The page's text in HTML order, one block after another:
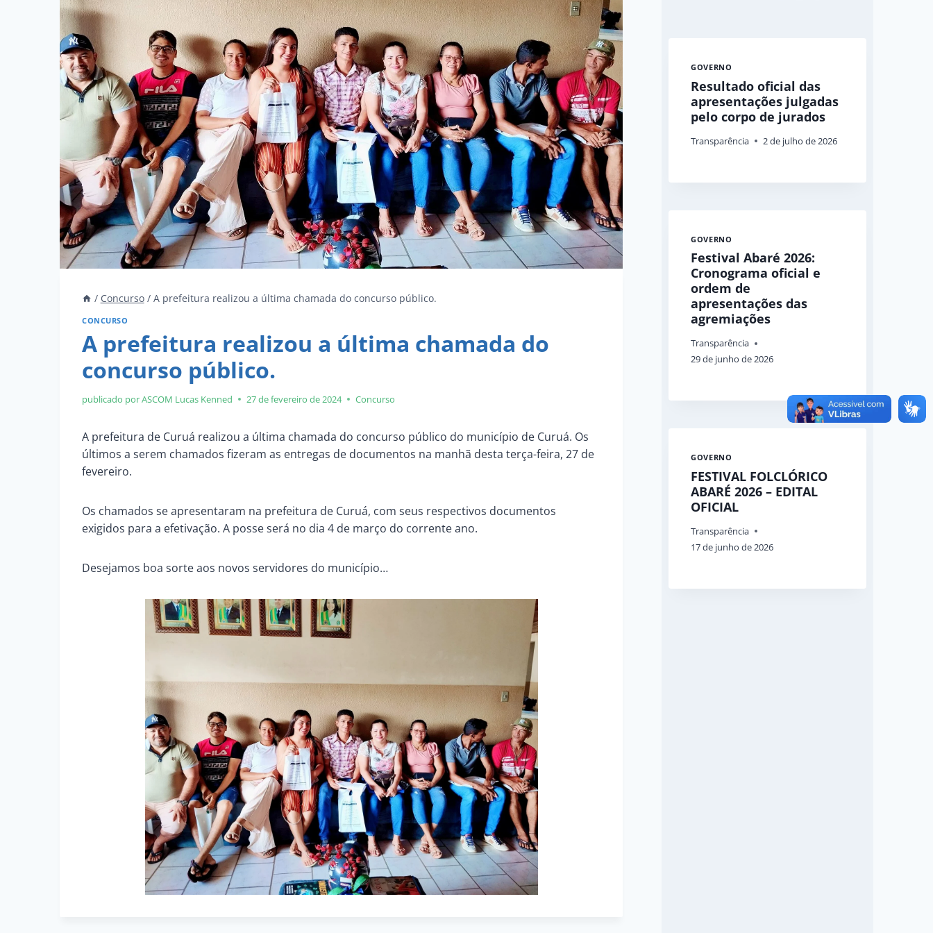
/ Concurso / A prefeitura realizou a última chamada do concurso público.
CONCURSO
A prefeitura realizou a última chamada do
concurso público.
publicado por ASCOM Lucas Kenned 27 de fevereiro de 2024 Concurso
A prefeitura de Curuá realizou a última chamada do concurso público do município de Curuá. Os
últimos a serem chamados fizeram as entregas de documentos na manhã desta terça-feira, 27 de
fevereiro.
Os chamados se apresentaram na prefeitura de Curuá, com seus respectivos documentos
exigidos para a efetivação. A posse será no dia 4 de março do corrente ano.
Desejamos boa sorte aos novos servidores do município…
GOVERNO
Resultado oficial das
apresentações julgadas
pelo corpo de jurados
Transparência 2 de julho de 2026
GOVERNO
Festival Abaré 2026:
Cronograma oficial e
ordem de
apresentações das
agremiações
Transparência
29 de junho de 2026
GOVERNO
FESTIVAL FOLCLÓRICO
ABARÉ 2026 – EDITAL
OFICIAL
Transparência
17 de junho de 2026